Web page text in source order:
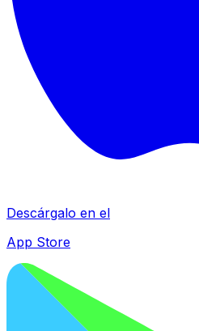
Descárgalo en el
App Store